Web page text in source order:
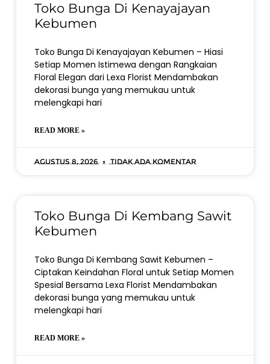
Toko Bunga Di Kenayajayan
Kebumen
Toko Bunga Di Kenayajayan Kebumen – Hiasi
Setiap Momen Istimewa dengan Rangkaian
Floral Elegan dari Lexa Florist Mendambakan
dekorasi bunga yang memukau untuk
melengkapi hari
READ MORE »
Agustus 8, 2026 Tidak ada komentar
Toko Bunga Di Kembang Sawit
Kebumen
Toko Bunga Di Kembang Sawit Kebumen –
Ciptakan Keindahan Floral untuk Setiap Momen
Spesial Bersama Lexa Florist Mendambakan
dekorasi bunga yang memukau untuk
melengkapi hari
READ MORE »